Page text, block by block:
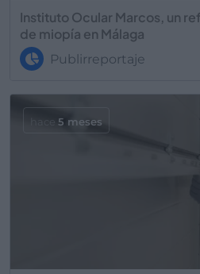
Instituto Ocular Marcos, un
de miopía en Málaga
Publirreportaje
hace 5 meses